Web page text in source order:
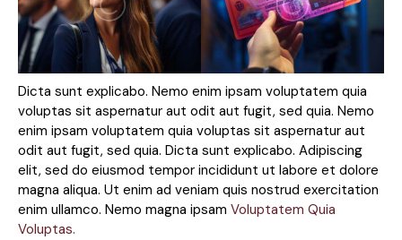
Dicta sunt explicabo. Nemo enim ipsam voluptatem quia
voluptas sit aspernatur aut odit aut fugit, sed quia. Nemo
enim ipsam voluptatem quia voluptas sit aspernatur aut
odit aut fugit, sed quia. Dicta sunt explicabo. Adipiscing
elit, sed do eiusmod tempor incididunt ut labore et dolore
magna aliqua. Ut enim ad veniam quis nostrud exercitation
enim ullamco. Nemo magna ipsam Voluptatem Quia
Voluptas.